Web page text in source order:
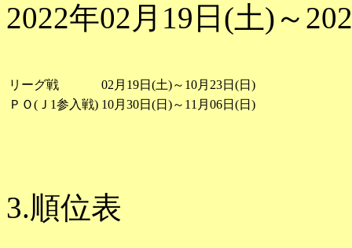
2022年02月19日(土)～
リーグ戦
02月19日(土)～10月23日(日)
ＰＯ(Ｊ1参入戦) 10月30日(日)～11月06日(日)
3.順位表